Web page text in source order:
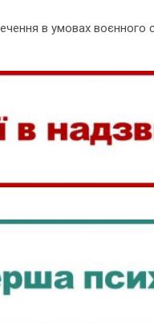
в умовах воєнного